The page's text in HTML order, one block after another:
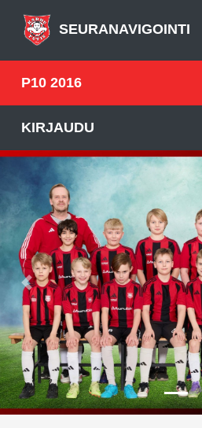
SEURANAVIGOINTI
P10 2016
KIRJAUDU
Previous